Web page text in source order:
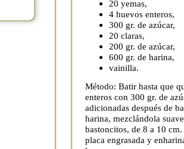
20 yemas,
4 huevos enteros,
300 gr. de azúcar,
20 claras,
200 gr. de azúcar,
600 gr. de harina,
vainilla.
Método: Batir hasta que
enteros con 300 gr. de
adicionadas después de
harina, mezclándola
bastoncitos, de 8 a 10
placa engrasada y